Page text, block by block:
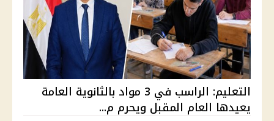
التعليم: الراسب في 3 مواد بالثانوية العامة
يعيدها العام المقبل ويحرم م...